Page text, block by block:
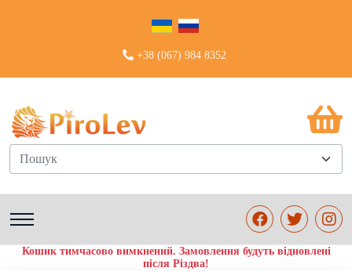
+38 (067) 984 8352
Пошук
Кошик тимчасово вимкнений. Замовлення будуть відновлені
після Різдва!